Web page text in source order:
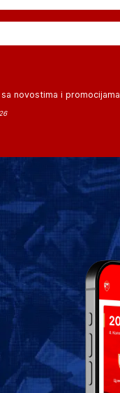
novostima i promocijama